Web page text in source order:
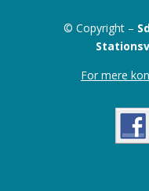
© Copyright –
For mere